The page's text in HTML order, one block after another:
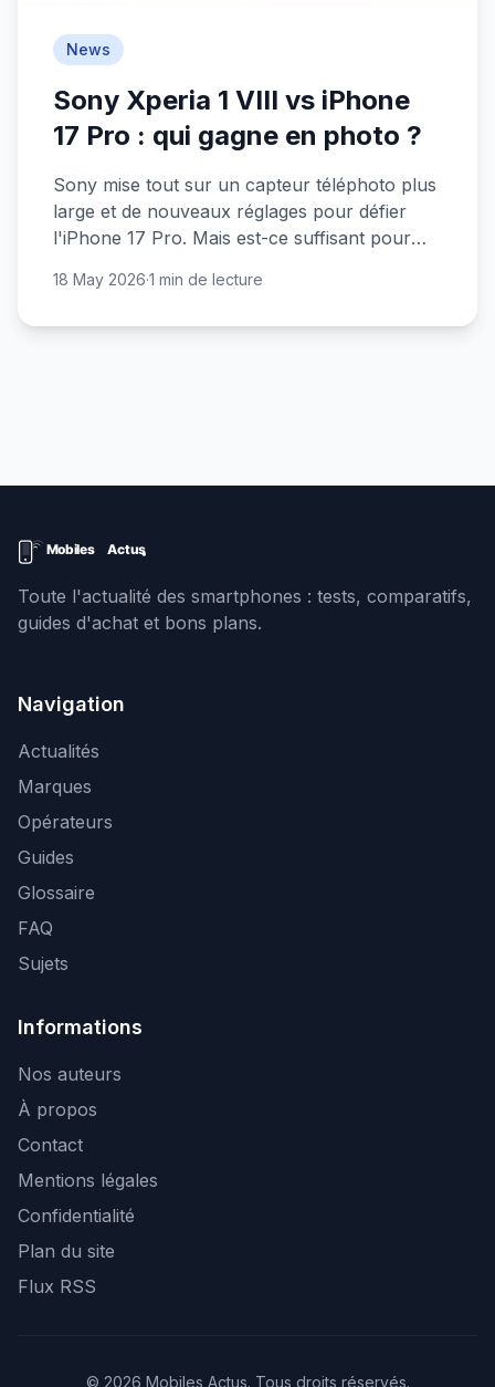
News
Sony Xperia 1 VIII vs iPhone
17 Pro : qui gagne en photo ?
Sony mise tout sur un capteur téléphoto plus
large et de nouveaux réglages pour défier
l'iPhone 17 Pro. Mais est-ce suffisant pour
18 May 2026·1 min de lecture
Toute l'actualité des smartphones : tests, comparatifs,
guides d'achat et bons plans.
Navigation
Actualités
Marques
Opérateurs
Guides
Glossaire
FAQ
Sujets
Informations
Nos auteurs
À propos
Contact
Mentions légales
Confidentialité
Plan du site
Flux RSS
© 2026 Mobiles Actus. Tous droits réservés.